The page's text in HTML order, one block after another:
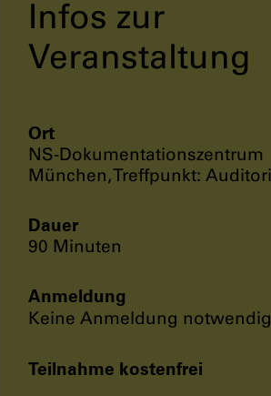
Infos zur
Veranstaltung
Ort
NS-Dokumentationszentrum
München, Treffpunkt:
Dauer
90 Minuten
Anmeldung
Keine Anmeldung
Teilnahme kostenfrei